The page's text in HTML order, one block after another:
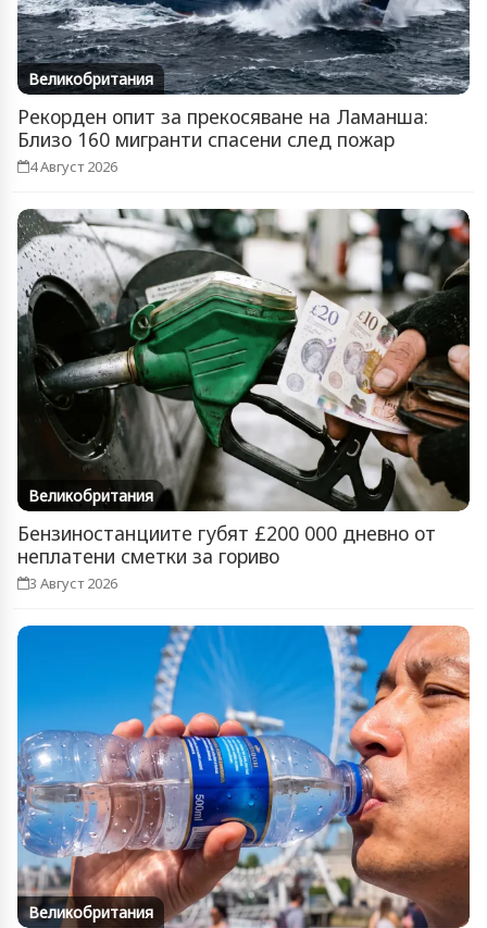
Великобритания
Рекорден опит за прекосяване на Ламанша:
Близо 160 мигранти спасени след пожар
4 Август 2026
Великобритания
Бензиностанциите губят £200 000 дневно от
неплатени сметки за гориво
3 Август 2026
Великобритания